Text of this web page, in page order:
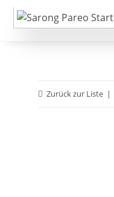
Zurück zur Liste